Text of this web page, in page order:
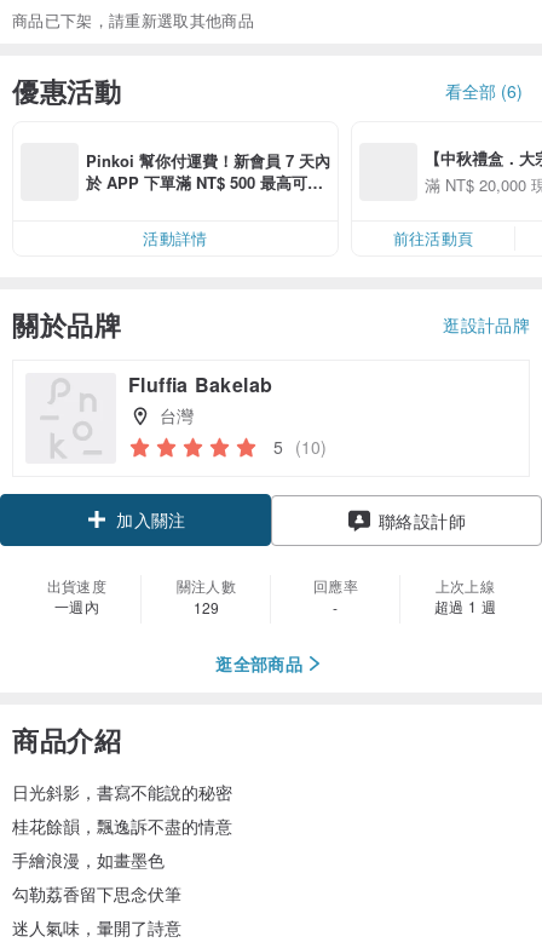
商品已下架，請重新選取其他商品
優惠活動 看全部 (6)
Pinkoi 幫你付運費！新會員 7 天內
於 APP 下單滿 NT$ 500 最高可折
活動詳情
【中秋禮盒．
購買「品味美食
000 現折
滿 NT$ 20,000
前往活動頁
關於品牌 逛設計品牌
Fluffia Bakelab
台灣
5 (10)
加入關注 聯絡設計師
出貨速度
一週內
關注人數
129
回應率
-
上次上線
超過 1 週
逛全部商品
商品介紹
日光斜影，書寫不能說的秘密
桂花餘韻，飄逸訴不盡的情意
手繪浪漫，如畫墨色
勾勒荔香留下思念伏筆
迷人氣味，暈開了詩意